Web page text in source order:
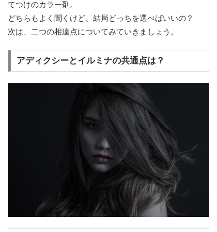
てつけのカラー剤。
どちらもよく聞くけど、結局どっちを選べばいいの？
次は、二つの相違点についてみていきましょう。
アディクシーとイルミナの共通点は？